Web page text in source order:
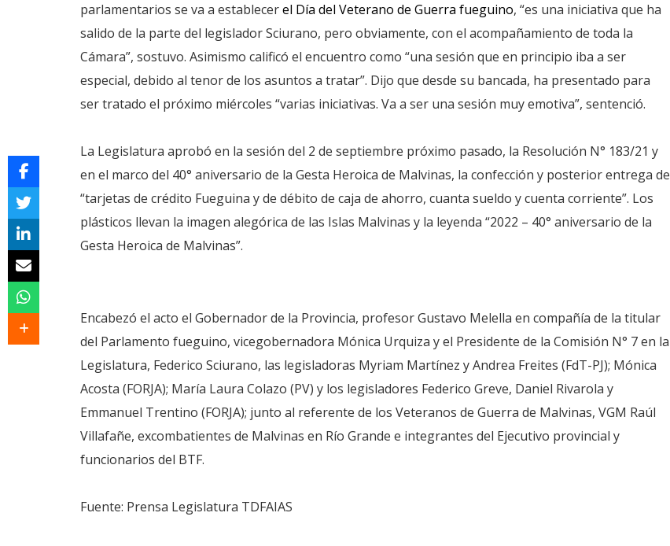
parlamentarios se va a establecerel Día del Veterano de Guerra fueguino, “es una iniciativa que ha
salido de la parte del legislador Sciurano, pero obviamente, con el acompañamiento de toda la
Cámara”, sostuvo. Asimismo calificó el encuentro como “una sesión que en principio iba a ser
especial, debido al tenor de los asuntos a tratar”. Dijo que desde su bancada, ha presentado para
ser tratado el próximo miércoles “varias iniciativas. Va a ser una sesión muy emotiva”, sentenció.
La Legislatura aprobó en la sesión del 2 de septiembre próximo pasado, la Resolución N° 183/21 y
en el marco del 40° aniversario de la Gesta Heroica de Malvinas, la confección y posterior entrega de
“tarjetas de crédito Fueguina y de débito de caja de ahorro, cuanta sueldo y cuenta corriente”. Los
plásticos llevan la imagen alegórica de las Islas Malvinas y la leyenda “2022 – 40° aniversario de la
Gesta Heroica de Malvinas”.
Encabezó el acto el Gobernador de la Provincia, profesor Gustavo Melella en compañía de la titular
del Parlamento fueguino, vicegobernadora Mónica Urquiza y el Presidente de la Comisión N° 7 en la
Legislatura, Federico Sciurano, las legisladoras Myriam Martínez y Andrea Freites (FdT-PJ); Mónica
Acosta (FORJA); María Laura Colazo (PV) y los legisladores Federico Greve, Daniel Rivarola y
Emmanuel Trentino (FORJA); junto al referente de los Veteranos de Guerra de Malvinas, VGM Raúl
Villafañe, excombatientes de Malvinas en Río Grande e integrantes del Ejecutivo provincial y
funcionarios del BTF.
Fuente: Prensa Legislatura TDFAIAS